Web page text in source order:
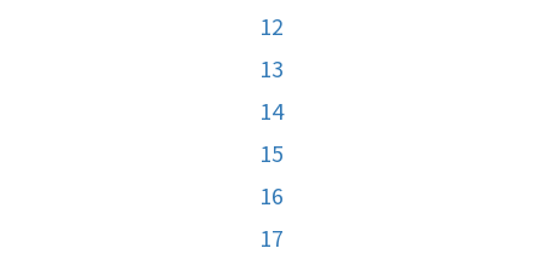
12
13
14
15
16
17